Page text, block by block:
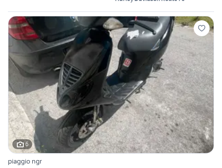
6
piaggio ngr